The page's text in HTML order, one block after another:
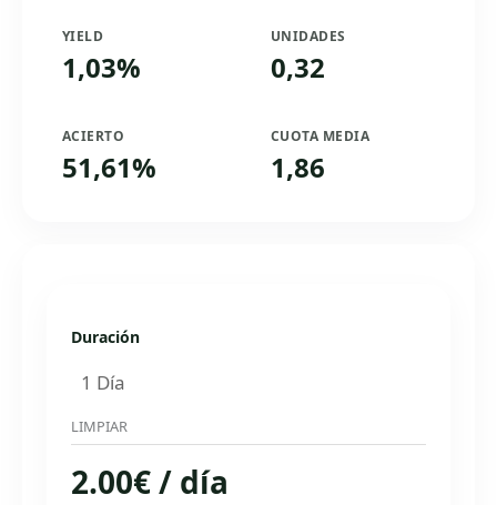
YIELD
1,03%
UNIDADES
0,32
ACIERTO
51,61%
CUOTA MEDIA
1,86
Duración
LIMPIAR
2.00€/ día